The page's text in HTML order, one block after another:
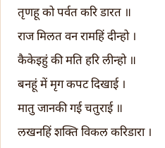
तृणहू को पर्वत करि डारत ॥
राज मिलत वन रामहिं दीन्हो ।
कैकेइहुं की मति हरि लीन्हो ॥
बनहूं में मृग कपट दिखाई ।
मातु जानकी गई चतुराई ॥
लखनहिं शक्ति विकल करिडारा ।